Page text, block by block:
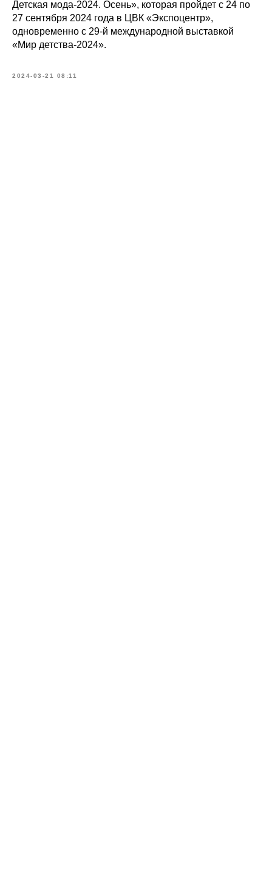
Детская мода-2024. Осень», которая пройдет с 24 по
27 сентября 2024 года в ЦВК «Экспоцентр»,
одновременно с 29-й международной выставкой
«Мир детства-2024».
2024-03-21 08:11